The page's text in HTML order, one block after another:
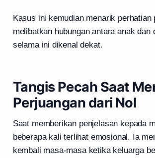
Kasus ini kemudian menarik perhatian
melibatkan hubungan antara anak dan
selama ini dikenal dekat.
Tangis Pecah Saat
Perjuangan dari Nol
Saat memberikan penjelasan kepada
beberapa kali terlihat emosional. Ia
kembali masa-masa ketika keluarga